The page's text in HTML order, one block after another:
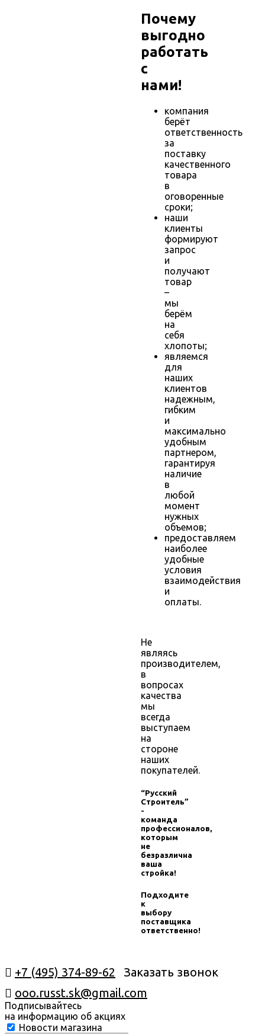
Почему
выгодно
работать
с
нами!
компания
берёт
ответственность
за
поставку
качественного
товара
в
оговоренные
сроки;
наши
клиенты
формируют
запрос
и
получают
товар
–
мы
берём
на
себя
хлопоты;
являемся
для
наших
клиентов
надежным,
гибким
и
максимально
удобным
партнером,
гарантируя
наличие
в
любой
момент
нужных
объемов;
предоставляем
наиболее
удобные
условия
взаимодействия
и
оплаты.
Не
являясь
производителем,
в
вопросах
качества
мы
всегда
выступаем
на
стороне
наших
покупателей.
“Русский
Строитель”
-
команда
профессионалов,
которым
не
безразлична
ваша
стройка!
Подходите
к
выбору
поставщика
ответственно!
+7 (495) 374-89-62
Заказать звонок
ooo.russt.sk@gmail.com
Подписывайтесь
на информацию об акциях
Новости магазина